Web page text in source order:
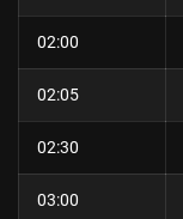
02:00
02:05
02:30
03:00